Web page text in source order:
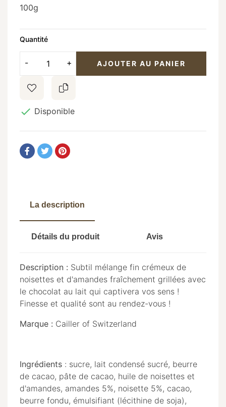
100g
Quantité
AJOUTER AU PANIER
 Disponible
La description
Détails du produit Avis
Description : Subtil mélange fin crémeux de
noisettes et d'amandes fraîchement grillées avec
le chocolat au lait qui captivera vos sens !
Finesse et qualité sont au rendez-vous !
Marque : Cailler of Switzerland
Ingrédients : sucre, lait condensé sucré, beurre
de cacao, pâte de cacao, huile de noisettes et
d'amandes, amandes 5%, noisette 5%, cacao,
beurre fondu, émulsifiant (lécithine de soja),